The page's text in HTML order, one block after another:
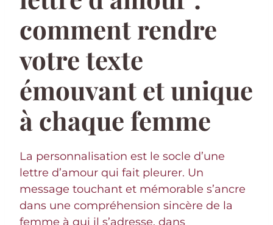
comment rendre
votre texte
émouvant et unique
à chaque femme
La personnalisation est le socle d’une
lettre d’amour qui fait pleurer. Un
message touchant et mémorable s’ancre
dans une compréhension sincère de la
femme à qui il s’adresse, dans